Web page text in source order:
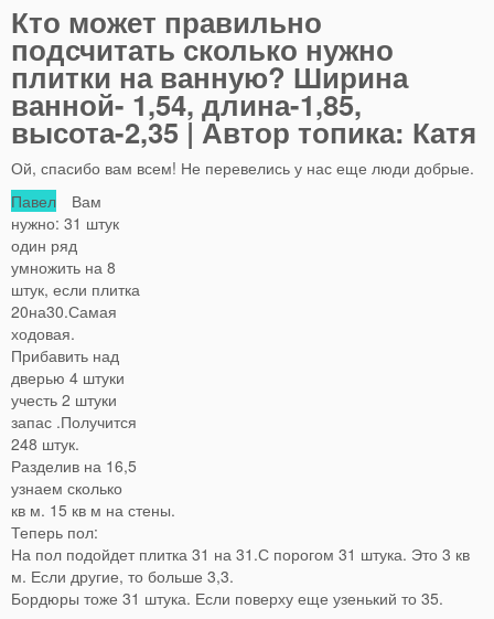
Кто может правильно
подсчитать сколько нужно
плитки на ванную? Ширина
ванной- 1,54, длина-1,85,
высота-2,35 | Автор топика: Катя
Ой, спасибо вам всем! Не перевелись у нас еще люди добрые.
Павел Вам
нужно: 31 штук
один ряд
умножить на 8
штук, если плитка
20на30.Самая
ходовая.
Прибавить над
дверью 4 штуки
учесть 2 штуки
запас .Получится
248 штук.
Разделив на 16,5
узнаем сколько
кв м. 15 кв м на стены.
Теперь пол:
На пол подойдет плитка 31 на 31.С порогом 31 штука. Это 3 кв
м. Если другие, то больше 3,3.
Бордюры тоже 31 штука. Если поверху еще узенький то 35.